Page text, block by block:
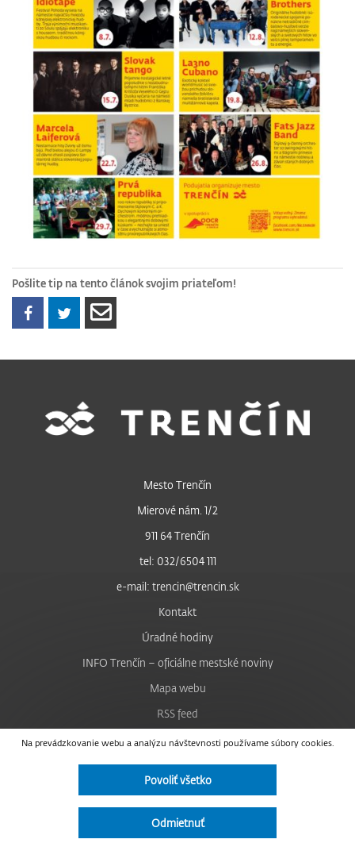
Pošlite tip na tento článok svojim priateľom!
Na prevádzkovanie webu a analýzu návštevnosti používame súbory cookies.
Povoliť všetko
Odmietnuť
Mesto Trenčín
Mierové nám. 1/2
911 64 Trenčín
tel: 032/6504 111
e-mail: trencin@trencin.sk
Kontakt
Úradné hodiny
INFO Trenčín – oficiálne mestské noviny
Mapa webu
RSS feed
Nastavenie cookies
Facebook
Instagram